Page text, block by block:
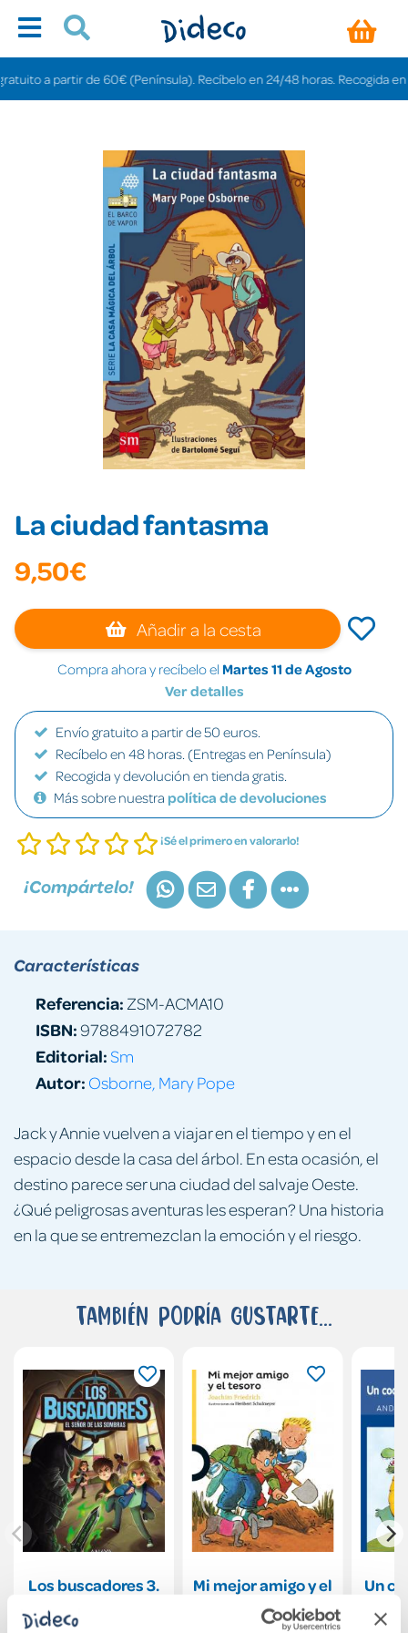
a partir de 60€ (Península). Recíbelo en 24/48 horas. Recogida en
La ciudad fantasma
9,50€
Añadir a la cesta
Compra ahora y recíbelo el Martes 11 de Agosto
Ver detalles
Envío gratuito a partir de 50 euros.
Recíbelo en 48 horas. (Entregas en Península)
Recogida y devolución en tienda gratis.
Más sobre nuestra política de devoluciones
¡Sé el primero en valorarlo!
¡Compártelo!
Jack y Annie vuelven a viajar en el tiempo y en el
espacio desde la casa del árbol. En esta ocasión, el
destino parece ser una ciudad del salvaje Oeste.
¿Qué peligrosas aventuras les esperan? Una historia
en la que se entremezclan la emoción y el riesgo.
Características
Referencia: ZSM-ACMA10
ISBN:9788491072782
Editorial:Sm
Autor: Osborne, Mary Pope
También podría gustarte...
Los buscadores 3.
Sombras
Mi mejor amigo y el
tesoro
Un